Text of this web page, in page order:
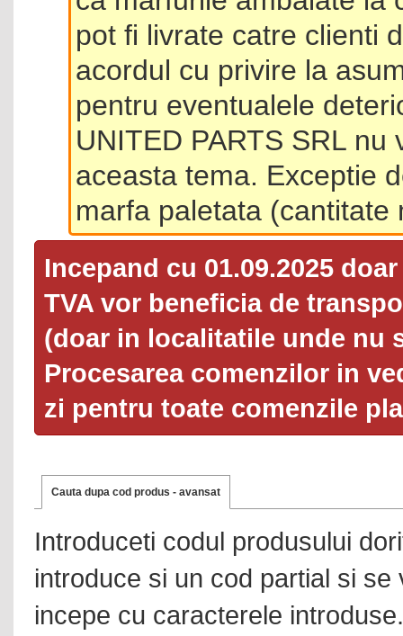
pot fi livrate catre clienti
acordul cu privire la
pentru eventualele
UNITED PARTS SRL
aceasta tema. Exceptie
marfa paletata (cantitate
Incepand cu 01.09.2025
TVA vor beneficia de
(doar in localitatile unde nu
Procesarea comenzilor in
zi pentru toate comenzile
Cauta dupa cod produs - avansat
Introduceti codul produsului
introduce si un cod partial si
incepe cu caracterele introduse.